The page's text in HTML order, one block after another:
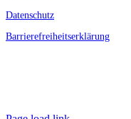
Datenschutz
Barrierefreiheitserklärung